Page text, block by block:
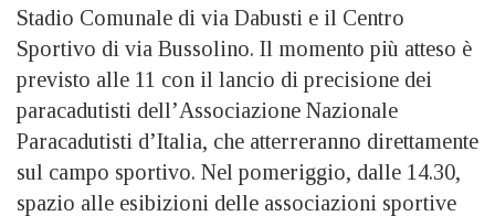
Stadio Comunale di via Dabusti e il Centro
Sportivo di via Bussolino. Il momento più atteso è
previsto alle 11 con il lancio di precisione dei
paracadutisti dell’Associazione Nazionale
Paracadutisti d’Italia, che atterreranno direttamente
sul campo sportivo. Nel pomeriggio, dalle 14.30,
spazio alle esibizioni delle associazioni sportive